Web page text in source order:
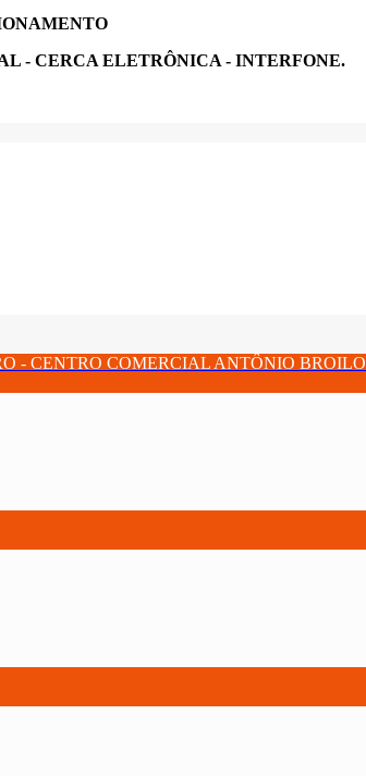
- CERCA ELETRÔNICA - INTERFONE.
- CENTRO COMERCIAL ANTÔNIO BROILO